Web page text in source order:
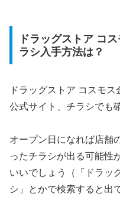
ドラッグストア コ
ラシ入手方法は？
ドラッグストア コスモ
公式サイト、チラシでも
オープン日になれば店舗
ったチラシが出る可能性
いいでしょう（「ドラ
シ」とかで検索すると出